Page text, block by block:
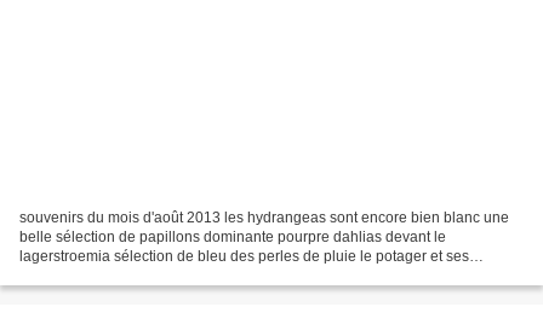
souvenirs du mois d'août 2013 les hydrangeas sont encore bien blanc une
belle sélection de papillons dominante pourpre dahlias devant le
lagerstroemia sélection de bleu des perles de pluie le potager et ses